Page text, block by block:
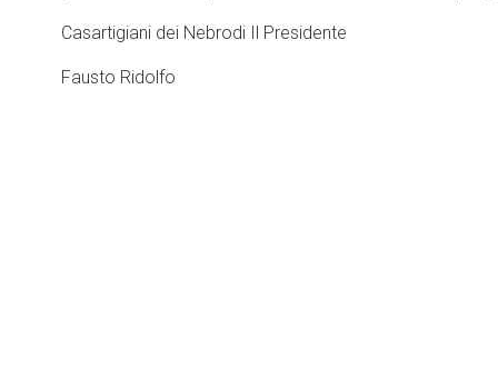
Casartigiani dei Nebrodi Il Presidente
Fausto Ridolfo